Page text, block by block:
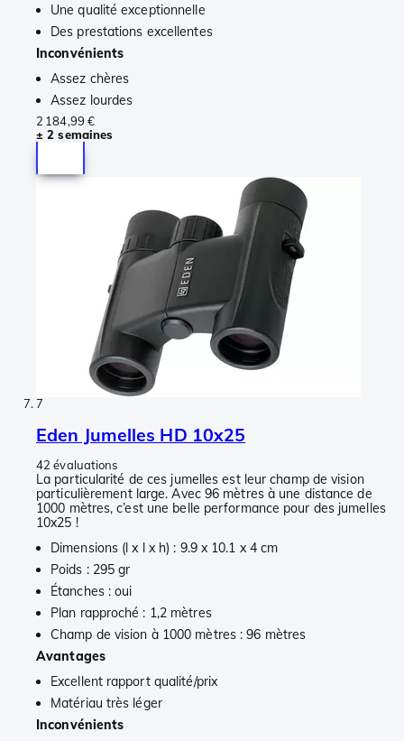
Une qualité exceptionnelle
Des prestations excellentes
Inconvénients
Assez chères
Assez lourdes
2 184,99 €
± 2 semaines
7
Eden Jumelles HD 10x25
42 évaluations
La particularité de ces jumelles est leur champ de vision
particulièrement large. Avec 96 mètres à une distance de
1000 mètres, c’est une belle performance pour des jumelles
10x25 !
Dimensions (l x l x h) : 9.9 x 10.1 x 4 cm
Poids : 295 gr
Étanches : oui
Plan rapproché : 1,2 mètres
Champ de vision à 1000 mètres : 96 mètres
Avantages
Excellent rapport qualité/prix
Matériau très léger
Inconvénients